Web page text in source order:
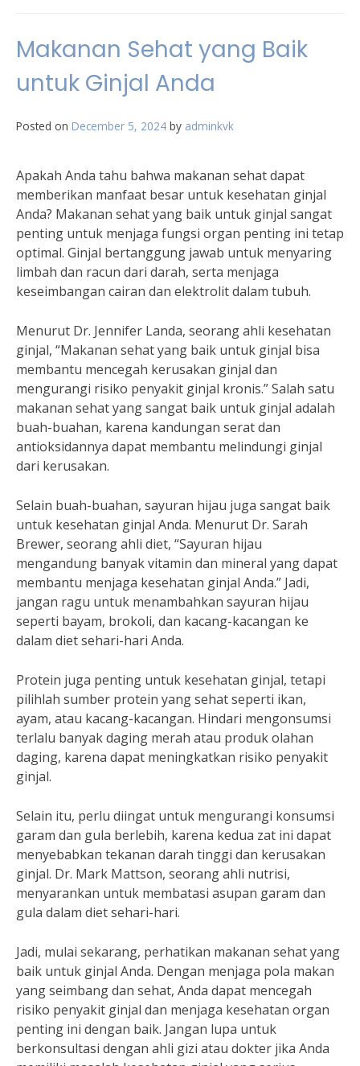
Makanan Sehat yang Baik
untuk Ginjal Anda
Posted on December 5, 2024 by adminkvk
Apakah Anda tahu bahwa makanan sehat dapat
memberikan manfaat besar untuk kesehatan ginjal
Anda? Makanan sehat yang baik untuk ginjal sangat
penting untuk menjaga fungsi organ penting ini tetap
optimal. Ginjal bertanggung jawab untuk menyaring
limbah dan racun dari darah, serta menjaga
keseimbangan cairan dan elektrolit dalam tubuh.
Menurut Dr. Jennifer Landa, seorang ahli kesehatan
ginjal, “Makanan sehat yang baik untuk ginjal bisa
membantu mencegah kerusakan ginjal dan
mengurangi risiko penyakit ginjal kronis.” Salah satu
makanan sehat yang sangat baik untuk ginjal adalah
buah-buahan, karena kandungan serat dan
antioksidannya dapat membantu melindungi ginjal
dari kerusakan.
Selain buah-buahan, sayuran hijau juga sangat baik
untuk kesehatan ginjal Anda. Menurut Dr. Sarah
Brewer, seorang ahli diet, “Sayuran hijau
mengandung banyak vitamin dan mineral yang dapat
membantu menjaga kesehatan ginjal Anda.” Jadi,
jangan ragu untuk menambahkan sayuran hijau
seperti bayam, brokoli, dan kacang-kacangan ke
dalam diet sehari-hari Anda.
Protein juga penting untuk kesehatan ginjal, tetapi
pilihlah sumber protein yang sehat seperti ikan,
ayam, atau kacang-kacangan. Hindari mengonsumsi
terlalu banyak daging merah atau produk olahan
daging, karena dapat meningkatkan risiko penyakit
ginjal.
Selain itu, perlu diingat untuk mengurangi konsumsi
garam dan gula berlebih, karena kedua zat ini dapat
menyebabkan tekanan darah tinggi dan kerusakan
ginjal. Dr. Mark Mattson, seorang ahli nutrisi,
menyarankan untuk membatasi asupan garam dan
gula dalam diet sehari-hari.
Jadi, mulai sekarang, perhatikan makanan sehat yang
baik untuk ginjal Anda. Dengan menjaga pola makan
yang seimbang dan sehat, Anda dapat mencegah
risiko penyakit ginjal dan menjaga kesehatan organ
penting ini dengan baik. Jangan lupa untuk
berkonsultasi dengan ahli gizi atau dokter jika Anda